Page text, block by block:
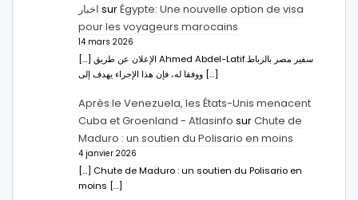
اخبار surÉgypte: Une nouvelle option de visa
pour les voyageurs marocains
14 mars 2026
[…] الإعلان عن طريق Ahmed Abdel-Latifسفير مصر بالرباط.
ووفقا له، فإن هذا الإجراء يهدف إلى […]
Après le Venezuela, les États-Unis menacent
Cuba et Groenland - Atlasinfo surChute de
Maduro : un soutien du Polisario en moins
4 janvier 2026
[…] Chute de Maduro : un soutien du Polisario en
moins […]